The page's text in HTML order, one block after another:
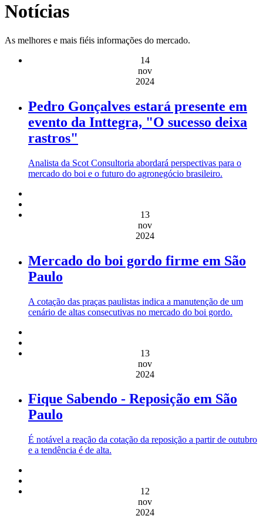
Notícias
As melhores e mais fiéis informações do mercado.
14
nov
2024
Pedro Gonçalves estará presente em
evento da Inttegra, "O sucesso deixa
rastros"
Analista da Scot Consultoria abordará perspectivas para o
mercado do boi e o futuro do agronegócio brasileiro.
13
nov
2024
Mercado do boi gordo firme em São
Paulo
A cotação das praças paulistas indica a manutenção de um
cenário de altas consecutivas no mercado do boi gordo.
13
nov
2024
Fique Sabendo - Reposição em São
Paulo
É notável a reação da cotação da reposição a partir de outubro
e a tendência é de alta.
12
nov
2024